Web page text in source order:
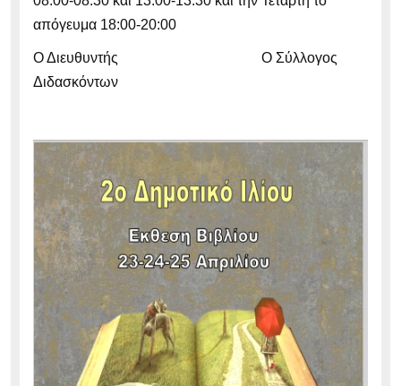
απόγευμα 18:00-20:00
Ο Διευθυντής Ο Σύλλογος
Διδασκόντων